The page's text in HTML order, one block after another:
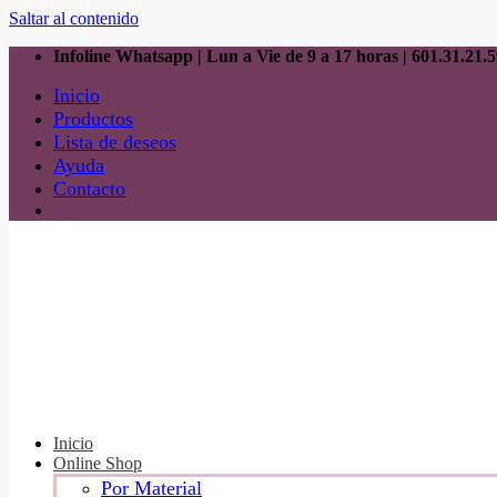
Saltar al contenido
Infoline Whatsapp | Lun a Vie de 9 a 17 horas |
Inicio
Productos
Lista de deseos
Ayuda
Contacto
Inicio
Online Shop
Por Material